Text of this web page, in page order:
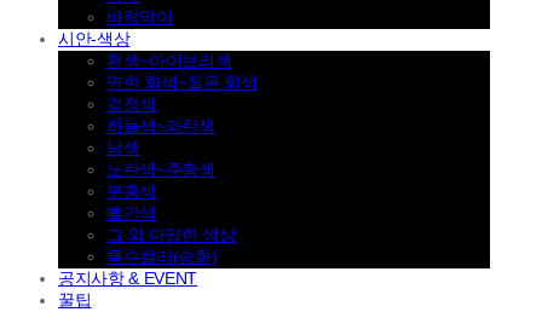
바람막이
시안-색상
흰색~아이보리색
연한 회색~짙은 회색
검정색
하늘색~파란색
남색
노란색~주황색
분홍색
빨간색
그 외 다양한 색상
특수컬러(승화)
공지사항 & EVENT
꿀팁